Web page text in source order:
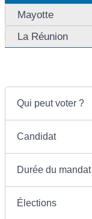
Mayotte
La Réunion
Qui peut voter ?
Candidat
Durée du mandat
Élections